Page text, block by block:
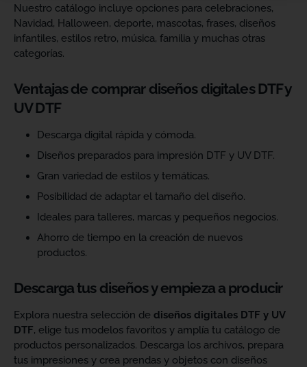
Nuestro catálogo incluye opciones para celebraciones,
Navidad, Halloween, deporte, mascotas, frases, diseños
infantiles, estilos retro, música, familia y muchas otras
categorías.
Ventajas de comprar diseños digitales DTF y
UV DTF
Descarga digital rápida y cómoda.
Diseños preparados para impresión DTF y UV DTF.
Gran variedad de estilos y temáticas.
Posibilidad de adaptar el tamaño del diseño.
Ideales para talleres, marcas y pequeños negocios.
Ahorro de tiempo en la creación de nuevos
productos.
Descarga tus diseños y empieza a producir
Explora nuestra selección de diseños digitales DTF y UV
DTF, elige tus modelos favoritos y amplía tu catálogo de
productos personalizados. Descarga los archivos, prepara
tus impresiones y crea prendas y objetos con diseños